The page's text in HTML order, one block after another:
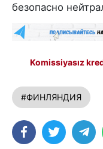
безопасно
Komissiyasız
#ФИНЛЯНДИЯ